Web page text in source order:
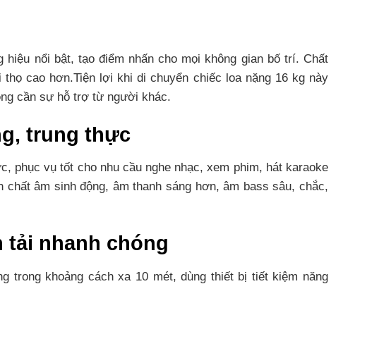
nổi bật, tạo điểm nhấn cho mọi không gian bố trí. Chất
cao hơn.Tiện lợi khi di chuyển chiếc loa nặng 16 kg này
cần sự hỗ trợ từ người khác.
trung thực
phục vụ tốt cho nhu cầu nghe nhạc, xem phim, hát karaoke
âm sinh động, âm thanh sáng hơn, âm bass sâu, chắc,
tải nhanh chóng
trong khoảng cách xa 10 mét, dùng thiết bị tiết kiệm năng